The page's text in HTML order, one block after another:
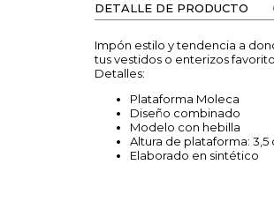
DETALLE DE PRODUCTO
Impón estilo y tendencia a
tus vestidos o enterizos
Detalles:
Plataforma Moleca
Diseño combinado
Modelo con hebilla
Altura de plataforma: 3,5
Elaborado en sintético